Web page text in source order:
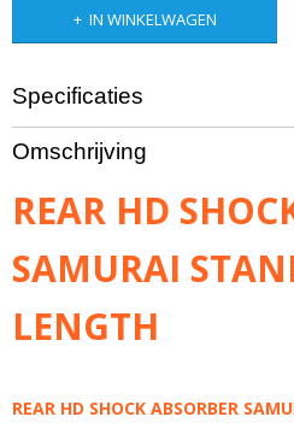
IN WINKELWAGEN
Specificaties
Bruto gewicht
2,00 Kg
Omschrijving
REAR HD
SAMURAI
LENGTH
REAR HD SHOCK ABSORBER